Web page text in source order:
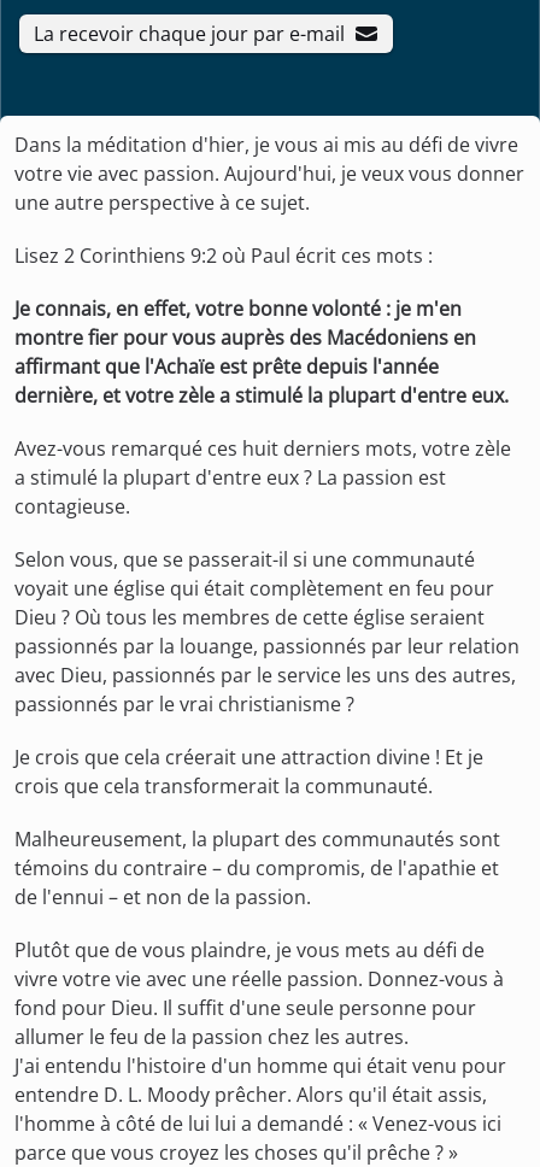
La recevoir chaque jour par e-mail
Dans la méditation d'hier, je vous ai mis au défi de vivre
votre vie avec passion. Aujourd'hui, je veux vous donner
une autre perspective à ce sujet.
Lisez 2 Corinthiens 9:2 où Paul écrit ces mots :
Je connais, en effet, votre bonne volonté : je m'en
montre fier pour vous auprès des Macédoniens en
affirmant que l'Achaïe est prête depuis l'année
dernière, et votre zèle a stimulé la plupart d'entre eux.
Avez-vous remarqué ces huit derniers mots, votre zèle
a stimulé la plupart d'entre eux ? La passion est
contagieuse.
Selon vous, que se passerait-il si une communauté
voyait une église qui était complètement en feu pour
Dieu ? Où tous les membres de cette église seraient
passionnés par la louange, passionnés par leur relation
avec Dieu, passionnés par le service les uns des autres,
passionnés par le vrai christianisme ?
Je crois que cela créerait une attraction divine ! Et je
crois que cela transformerait la communauté.
Malheureusement, la plupart des communautés sont
témoins du contraire – du compromis, de l'apathie et
de l'ennui – et non de la passion.
Plutôt que de vous plaindre, je vous mets au défi de
vivre votre vie avec une réelle passion. Donnez-vous à
fond pour Dieu. Il suffit d'une seule personne pour
allumer le feu de la passion chez les autres.
J'ai entendu l'histoire d'un homme qui était venu pour
entendre D. L. Moody prêcher. Alors qu'il était assis,
l'homme à côté de lui lui a demandé : « Venez-vous ici
parce que vous croyez les choses qu'il prêche ? »